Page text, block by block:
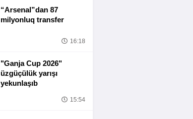
“Arsenal”dan 87
milyonluq transfer
16:18
"Ganja Cup 2026"
üzgüçülük yarışı
yekunlaşıb
15:54